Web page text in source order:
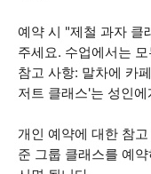
예약 시 "제철 과자 클
주세요. 수업에서는
참고 사항: 말차에 카
저트 클래스'는 성인
개인 예약에 대한 참
준 그룹 클래스를 예